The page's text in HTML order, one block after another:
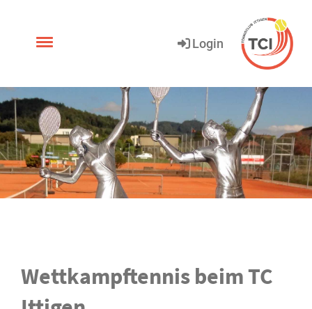
Login
Wettkampftennis beim TC